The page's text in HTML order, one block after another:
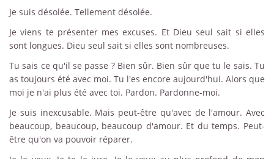
Je suis désolée. Tellement désolée.
Je viens te présenter mes excuses. Et Dieu seul sait si elles
sont longues. Dieu seul sait si elles sont nombreuses.
Tu sais ce qu'il se passe ? Bien sûr. Bien sûr que tu le sais. Tu
as toujours été avec moi. Tu l'es encore aujourd'hui. Alors que
moi je n'ai plus été avec toi. Pardon. Pardonne-moi.
Je suis inexcusable. Mais peut-être qu'avec de l'amour. Avec
beaucoup, beaucoup, beaucoup d'amour. Et du temps. Peut-
être qu'on va pouvoir réparer.